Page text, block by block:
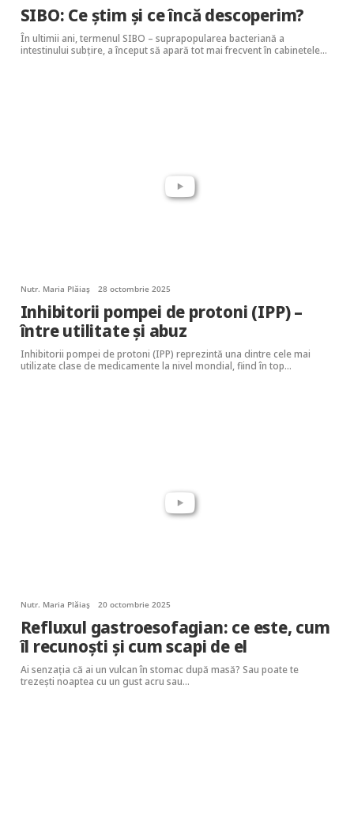
SIBO: Ce știm și ce încă descoperim?
În ultimii ani, termenul SIBO – suprapopularea bacteriană a
intestinului subțire, a început să apară tot mai frecvent în cabinetele…
Nutr. Maria Plăiaș 28 octombrie 2025
Inhibitorii pompei de protoni (IPP) –
între utilitate și abuz
Inhibitorii pompei de protoni (IPP) reprezintă una dintre cele mai
utilizate clase de medicamente la nivel mondial, fiind în top…
Nutr. Maria Plăiaș 20 octombrie 2025
Refluxul gastroesofagian: ce este, cum
îl recunoști și cum scapi de el
Ai senzația că ai un vulcan în stomac după masă? Sau poate te
trezești noaptea cu un gust acru sau…